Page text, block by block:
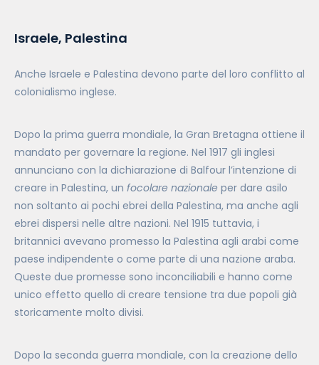
Israele, Palestina
Anche Israele e Palestina devono parte del loro conflitto al
colonialismo inglese.
Dopo la prima guerra mondiale, la Gran Bretagna ottiene il
mandato per governare la regione. Nel 1917 gli inglesi
annunciano con la dichiarazione di Balfour l’intenzione di
creare in Palestina, un focolare nazionale per dare asilo
non soltanto ai pochi ebrei della Palestina, ma anche agli
ebrei dispersi nelle altre nazioni. Nel 1915 tuttavia, i
britannici avevano promesso la Palestina agli arabi come
paese indipendente o come parte di una nazione araba.
Queste due promesse sono inconciliabili e hanno come
unico effetto quello di creare tensione tra due popoli già
storicamente molto divisi.
Dopo la seconda guerra mondiale, con la creazione dello